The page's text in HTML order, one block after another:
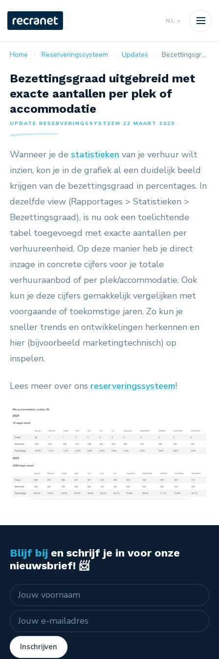
NL
Home Reserveringssysteem Updates Bezettingsgraad uitgebreid met exacte aantallen per plek of accommodatie
Bezettingsgraad uitgebreid met
exacte aantallen per plek of
accommodatie
UPDATE RESERVERINGSSYSTEEM 22 MAART 2023
Wanneer je de statistieken van je verhuur wilt
inzien, kon je in de grafiek al een duidelijk beeld
krijgen van de bezettingsgraad in percentages. In
dezelfde view (Rapportages > Statistieken >
Bezettingsgraad), is nu ook een toelichtende
tabel toegevoegd met exacte aantallen per
verhuureenheid. Op deze manier heb je direct
inzage in concrete cijfers voor je totale
verhuuraanbod of per plek/accommodatie. Ook
kun je deze cijfers gemakkelijk vergelijken met
voorgaande of toekomstige jaren. Zo kun je
sneller trends en ontwikkelingen herkennen en
hier (bijvoorbeeld marketingtechnisch) op
inspelen.
Lees meer over ons reserveringssysteem!
Blijf bij en schrijf je in voor onze
nieuwsbrief! 📨
Naam
E-mailadres
Inschrijven